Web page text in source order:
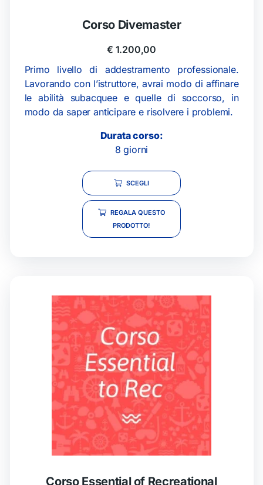
Corso Divemaster
€ 1.200,00
Primo livello di addestramento professionale.
Lavorando con l’istruttore, avrai modo di affinare
le abilità subacquee e quelle di soccorso, in
modo da saper anticipare e risolvere i problemi.
Durata corso:
8 giorni
SCEGLI
REGALA QUESTO
PRODOTTO!
Corso Essential of Recreational